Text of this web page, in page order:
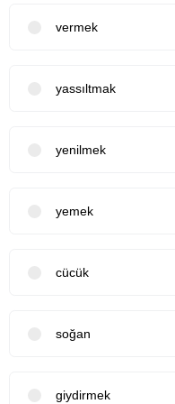
vermek
yassıltmak
yenilmek
yemek
cücük
soğan
giydirmek